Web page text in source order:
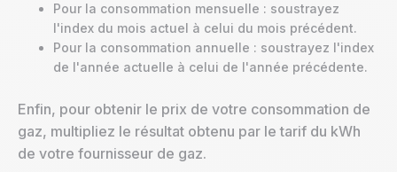
Pour la consommation mensuelle : soustrayez
l'index du mois actuel à celui du mois précédent.
Pour la consommation annuelle : soustrayez l'index
de l'année actuelle à celui de l'année précédente.
Enfin, pour obtenir le prix de votre consommation de
gaz, multipliez le résultat obtenu par le tarif du kWh
de votre fournisseur de gaz.